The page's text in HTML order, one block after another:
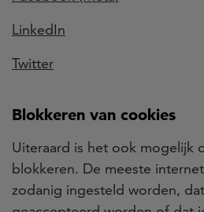
LinkedIn
Twitter
Blokkeren van cookies
Uiteraard is het ook mogelijk
blokkeren. De meeste
zodanig ingesteld worden,